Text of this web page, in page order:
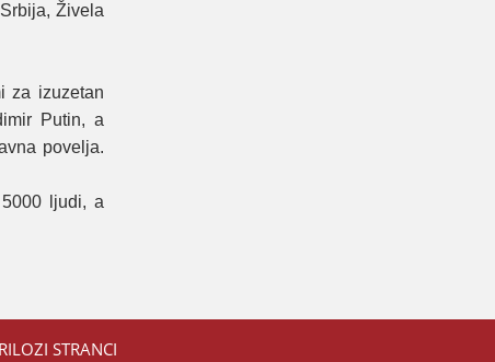
Živela
za izuzetan
Putin, a
povelja.
5000 ljudi, a
STRANCI